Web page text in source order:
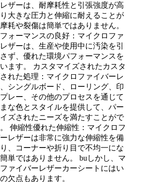
ザーは、耐摩耗性と引張強度が高
大きな圧力と伸縮に耐えることが
耗や裂傷は簡単ではありません。
ォーマンスの良好‌：マイクロファ
ザーは、生産や使用中に汚染を引
ず、優れた環境パフォーマンスを
ます。 ‌カスタマイズされたカスタ
れた処理‌：マイクロファイバーレ
シングルボード、ローリング、印
レー、その他のプロセスを通じて
な色とスタイルを提供して、パー
ズされたニーズを満たすことがで
伸縮性優れた伸縮性‌：マイクロフ
レザーは非常に強力な伸縮性を備
、コーナーや折り目で不均一にな
単ではありません。 buしかし、マ
ァイバーレザーカーシートにはい
欠点もあります。